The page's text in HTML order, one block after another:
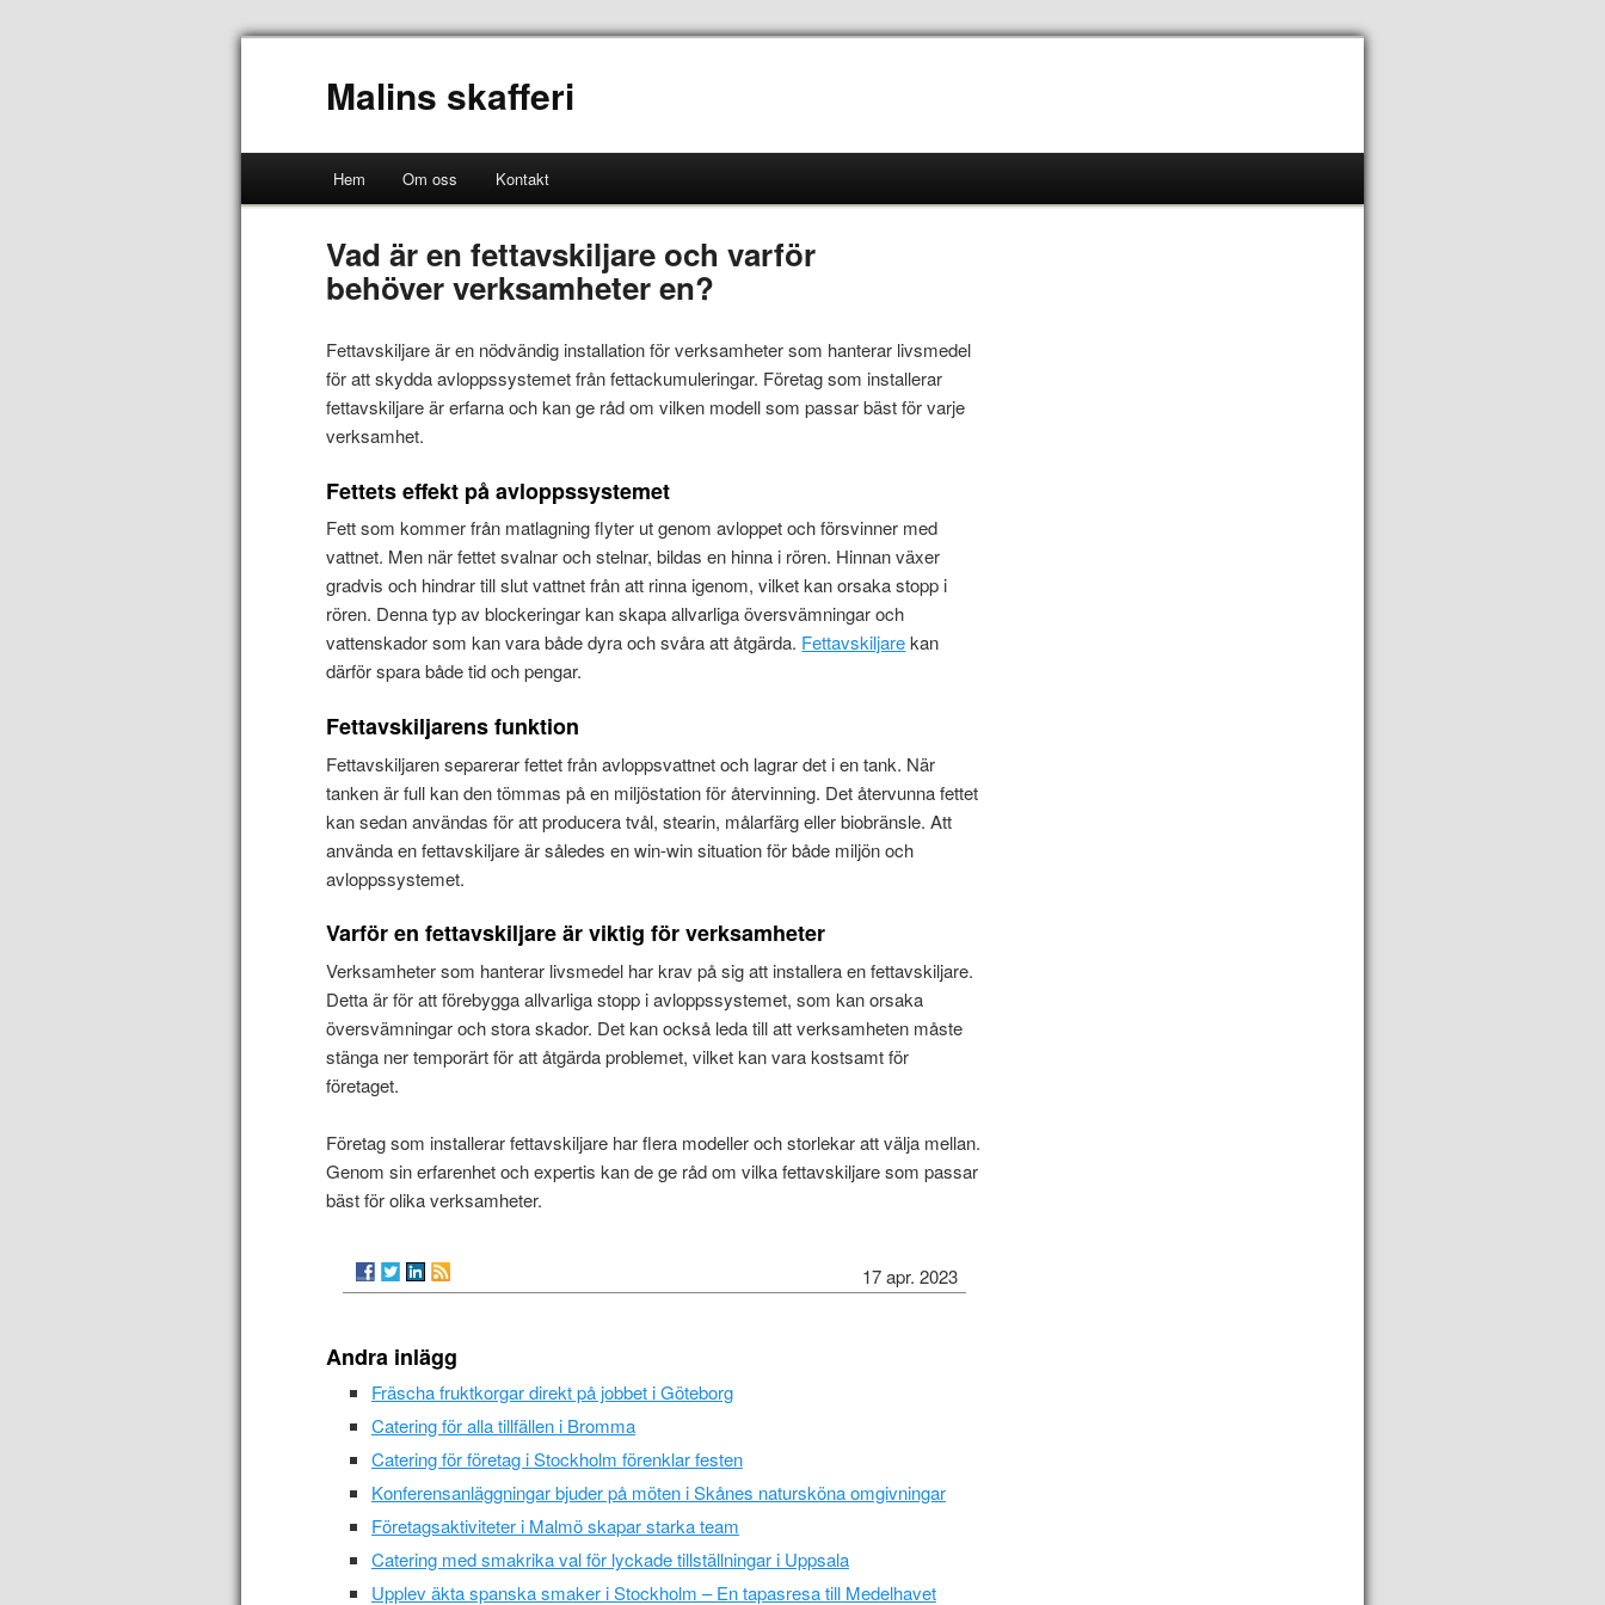
Malins skafferi
Hem Om oss Kontakt
Vad är en fettavskiljare och varför
behöver verksamheter en?
Fettavskiljare är en nödvändig installation för verksamheter som hanterar livsmedel
för att skydda avloppssystemet från fettackumuleringar. Företag som installerar
fettavskiljare är erfarna och kan ge råd om vilken modell som passar bäst för varje
verksamhet.
Fettets effekt på avloppssystemet
Fett som kommer från matlagning flyter ut genom avloppet och försvinner med
vattnet. Men när fettet svalnar och stelnar, bildas en hinna i rören. Hinnan växer
gradvis och hindrar till slut vattnet från att rinna igenom, vilket kan orsaka stopp i
rören. Denna typ av blockeringar kan skapa allvarliga översvämningar och
vattenskador som kan vara både dyra och svåra att åtgärda. Fettavskiljarekan
därför spara både tid och pengar.
Fettavskiljarens funktion
Fettavskiljaren separerar fettet från avloppsvattnet och lagrar det i en tank. När
tanken är full kan den tömmas på en miljöstation för återvinning. Det återvunna fettet
kan sedan användas för att producera tvål, stearin, målarfärg eller biobränsle. Att
använda en fettavskiljare är således en win-win situation för både miljön och
avloppssystemet.
Varför en fettavskiljare är viktig för verksamheter
Verksamheter som hanterar livsmedel har krav på sig att installera en fettavskiljare.
Detta är för att förebygga allvarliga stopp i avloppssystemet, som kan orsaka
översvämningar och stora skador. Det kan också leda till att verksamheten måste
stänga ner temporärt för att åtgärda problemet, vilket kan vara kostsamt för
företaget.
Företag som installerar fettavskiljare har flera modeller och storlekar att välja mellan.
Genom sin erfarenhet och expertis kan de ge råd om vilka fettavskiljare som passar
bäst för olika verksamheter.
17 apr. 2023
Andra inlägg
Fräscha fruktkorgar direkt på jobbet i Göteborg
Catering för alla tillfällen i Bromma
Catering för företag i Stockholm förenklar festen
Konferensanläggningar bjuder på möten i Skånes natursköna omgivningar
Företagsaktiviteter i Malmö skapar starka team
Catering med smakrika val för lyckade tillställningar i Uppsala
Upplev äkta spanska smaker i Stockholm – En tapasresa till Medelhavet